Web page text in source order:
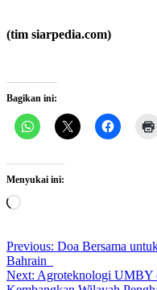
(tim siarpedia.com)
Bagikan ini:
Menyukai ini:
Memuat...
Post
navigation
Previous: Doa Bersama
Bahrain
Next: Agroteknologi UMBY